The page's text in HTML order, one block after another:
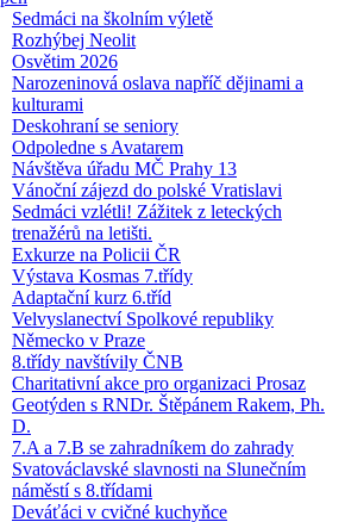
Sedmáci na školním výletě
Rozhýbej Neolit
Osvětim 2026
Narozeninová oslava napříč dějinami a
kulturami
Deskohraní se seniory
Odpoledne s Avatarem
Návštěva úřadu MČ Prahy 13
Vánoční zájezd do polské Vratislavi
Sedmáci vzlétli! Zážitek z leteckých
trenažérů na letišti.
Exkurze na Policii ČR
Výstava Kosmas 7.třídy
Adaptační kurz 6.tříd
Velvyslanectví Spolkové republiky
Německo v Praze
8.třídy navštívily ČNB
Charitativní akce pro organizaci Prosaz
Geotýden s RNDr. Štěpánem Rakem, Ph.
D.
7.A a 7.B se zahradníkem do zahrady
Svatováclavské slavnosti na Slunečním
náměstí s 8.třídami
Deváťáci v cvičné kuchyňce